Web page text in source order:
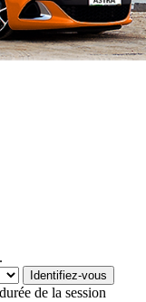
.
de la session